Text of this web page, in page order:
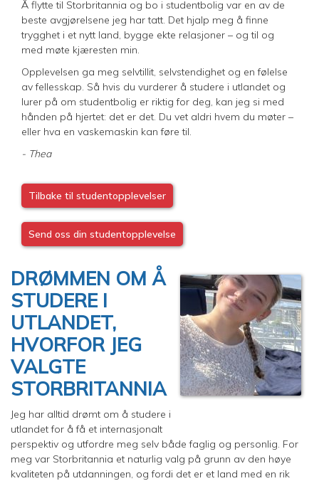
Å flytte til Storbritannia og bo i studentbolig var en av de
beste avgjørelsene jeg har tatt. Det hjalp meg å finne
trygghet i et nytt land, bygge ekte relasjoner – og til og
med møte kjæresten min.
Opplevelsen ga meg selvtillit, selvstendighet og en følelse
av fellesskap. Så hvis du vurderer å studere i utlandet og
lurer på om studentbolig er riktig for deg, kan jeg si med
hånden på hjertet: det er det. Du vet aldri hvem du møter –
eller hva en vaskemaskin kan føre til.
- Thea
Tilbake til studentopplevelser
Send oss din studentopplevelse
DRØMMEN OM Å
STUDERE I
UTLANDET,
HVORFOR JEG
VALGTE
STORBRITANNIA
Jeg har alltid drømt om å studere i
utlandet for å få et internasjonalt
perspektiv og utfordre meg selv både faglig og personlig. For
meg var Storbritannia et naturlig valg på grunn av den høye
kvaliteten på utdanningen, og fordi det er et land med en rik